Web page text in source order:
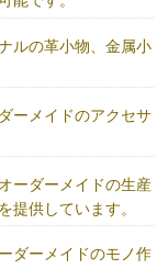
ルの革小物、金属小
ーメイドのアクセサ
ーダーメイドの生産
提供しています。
ダーメイドのモノ作